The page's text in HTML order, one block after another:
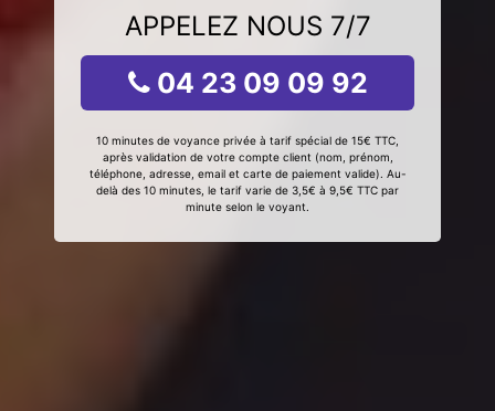
APPELEZ NOUS 7/7
04 23 09 09 92
10 minutes de voyance privée à tarif spécial de 15€ TTC,
après validation de votre compte client (nom, prénom,
téléphone, adresse, email et carte de paiement valide). Au-
delà des 10 minutes, le tarif varie de 3,5€ à 9,5€ TTC par
minute selon le voyant.